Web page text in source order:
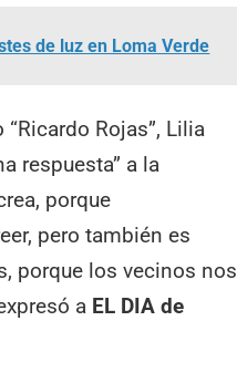
de luz en Loma Verde
Rojas”, Lilia
respuesta” a la
porque
pero también es
porque los vecinos nos
a EL DIA de